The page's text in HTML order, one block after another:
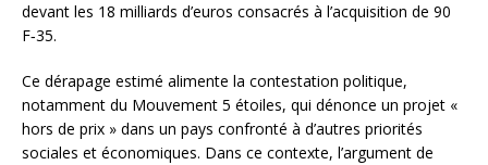
devant les 18 milliards d’euros consacrés à l’acquisition de 90
F‑35.
Ce dérapage estimé alimente la contestation politique,
notamment du Mouvement 5 étoiles, qui dénonce un projet «
hors de prix » dans un pays confronté à d’autres priorités
sociales et économiques. Dans ce contexte, l’argument de